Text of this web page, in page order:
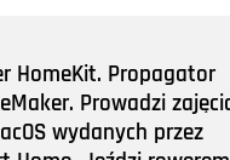
HomeKit. Propagator
Prowadzi
wydanych przez